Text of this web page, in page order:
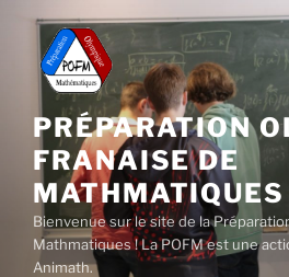
contenu
principal
PRÉPARATION
FRANAISE DE
MATHMATIQUES
Bienvenue sur le site de la
Mathmatiques ! La POFM est une
Animath.